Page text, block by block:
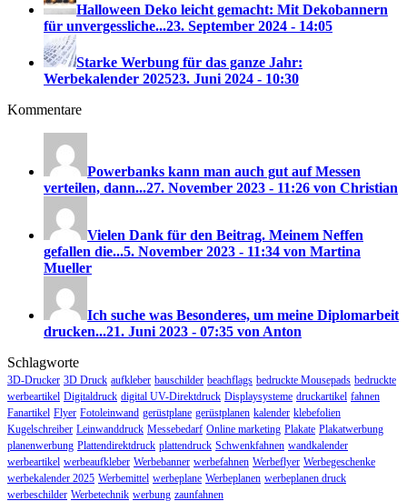
Halloween Deko leicht gemacht: Mit Dekobannern
für unvergessliche...23. September 2024 - 14:05
Starke Werbung für das ganze Jahr:
Werbekalender 202523. Juni 2024 - 10:30
Kommentare
Powerbanks kann man auch gut auf Messen
verteilen, dann...27. November 2023 - 11:26 von Christian
Vielen Dank für den Beitrag. Meinem Neffen
gefallen die...5. November 2023 - 11:34 von Martina
Mueller
Ich suche was Besonderes, um meine Diplomarbeit
drucken...21. Juni 2023 - 07:35 von Anton
Schlagworte
3D-Drucker 3D Druck aufkleber bauschilder beachflags bedruckte Mousepads bedruckte
werbeartikel Digitaldruck digital UV-Direktdruck Displaysysteme druckartikel fahnen
Fanartikel Flyer Fotoleinwand gerüstplane gerüstplanen kalender klebefolien
Kugelschreiber Leinwanddruck Messebedarf Online marketing Plakate Plakatwerbung
planenwerbung Plattendirektdruck plattendruck Schwenkfahnen wandkalender
werbeartikel werbeaufkleber Werbebanner werbefahnen Werbeflyer Werbegeschenke
werbekalender 2025 Werbemittel werbeplane Werbeplanen werbeplanen druck
werbeschilder Werbetechnik werbung zaunfahnen